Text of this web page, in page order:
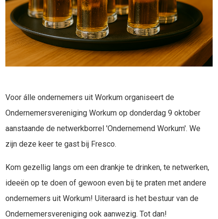
Voor álle ondernemers uit Workum organiseert de
Ondernemersvereniging Workum op donderdag 9 oktober
aanstaande de netwerkborrel 'Ondernemend Workum'. We
zijn deze keer te gast bij Fresco.
Kom gezellig langs om een drankje te drinken, te netwerken,
ideeën op te doen of gewoon even bij te praten met andere
ondernemers uit Workum! Uiteraard is het bestuur van de
Ondernemersvereniging ook aanwezig. Tot dan!